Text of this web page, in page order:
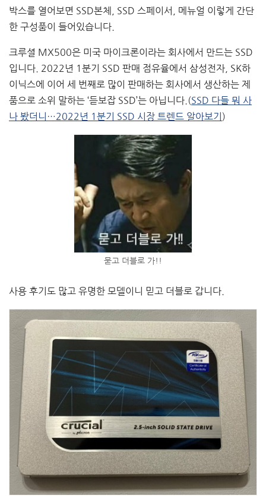
박스를 열어보면 SSD본체, SSD 스페이서, 메뉴얼 이렇게 간단
한 구성품이 들어있습니다.
크루셜 MX500은 미국 마이크론이라는 회사에서 만드는 SSD
입니다. 2022년 1분기 SSD 판매 점유율에서 삼성전자, SK하
이닉스에 이어 세 번째로 많이 판매하는 회사에서 생산하는 제
품으로 소위 말하는 ‘듣보잡 SSD’는 아닙니다.(SSD 다들 뭐 사
나 봤더니…2022년 1분기 SSD 시장 트렌드 알아보기 )
묻고 더블로 가!!
사용 후기도 많고 유명한 모델이니 믿고 더블로 갑니다.